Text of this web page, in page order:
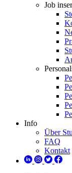
Job
Info
Über
FAQ
Kontakt